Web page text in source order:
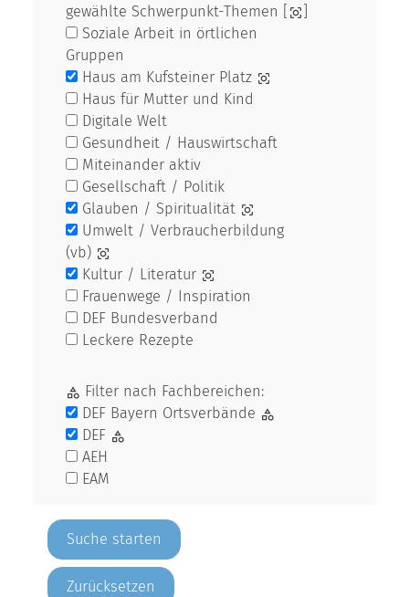
gewählte Schwerpunkt-Themen [
Soziale Arbeit in örtlichen
Gruppen
Haus am Kufsteiner Platz
Haus für Mutter und Kind
Digitale Welt
Gesundheit / Hauswirtschaft
Miteinander aktiv
Gesellschaft / Politik
Glauben / Spiritualität
Umwelt / Verbraucherbildung
(vb)
Kultur / Literatur
Frauenwege / Inspiration
DEF Bundesverband
Leckere Rezepte
Filter nach Fachbereichen:
DEF Bayern Ortsverbände
DEF
AEH
EAM
Zurücksetzen